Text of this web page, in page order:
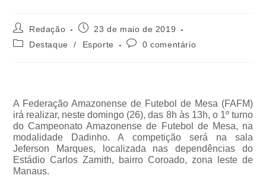
Redação
23 de maio de 2019
Destaque
/ Esporte 0 comentário
A Federação Amazonense de Futebol de Mesa (FAFM)
irá realizar, neste domingo (26), das 8h às 13h, o 1º turno
do Campeonato Amazonense de Futebol de Mesa, na
modalidade Dadinho. A competição será na sala
Jeferson Marques, localizada nas dependências do
Estádio Carlos Zamith, bairro Coroado, zona leste de
Manaus.